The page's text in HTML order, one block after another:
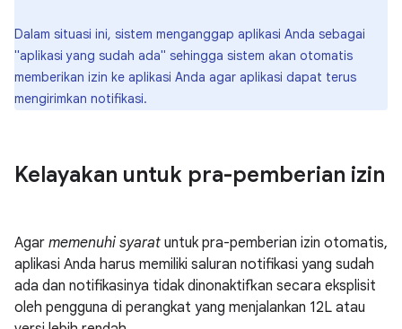
Dalam situasi ini, sistem menganggap aplikasi Anda sebagai
"aplikasi yang sudah ada" sehingga sistem akan otomatis
memberikan izin ke aplikasi Anda agar aplikasi dapat terus
mengirimkan notifikasi.
Kelayakan untuk pra-pemberian izin
Agar memenuhi syarat untuk pra-pemberian izin otomatis,
aplikasi Anda harus memiliki saluran notifikasi yang sudah
ada dan notifikasinya tidak dinonaktifkan secara eksplisit
oleh pengguna di perangkat yang menjalankan 12L atau